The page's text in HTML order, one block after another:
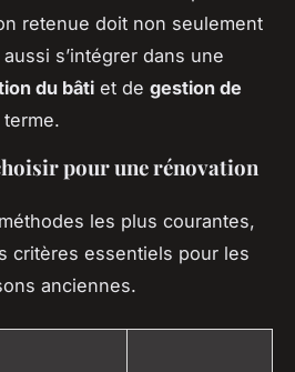
retenue doit non seulement
s’intégrer dans une
du bâti et de gestion de
pour une rénovation
les plus courantes,
critères essentiels pour les
anciennes.